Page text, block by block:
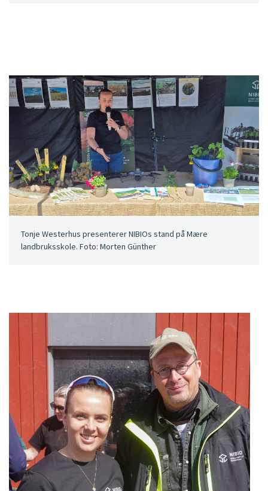
Tonje Westerhus presenterer NIBIOs stand på Mære
landbruksskole. Foto: Morten Günther